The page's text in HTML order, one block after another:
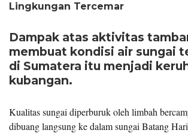
Lingkungan Tercemar
Dampak atas aktivitas
membuat kondisi air sungai
di Sumatera itu menjadi
kubangan.
Kualitas sungai diperburuk oleh limbah
dibuang langsung ke dalam sungai Batang